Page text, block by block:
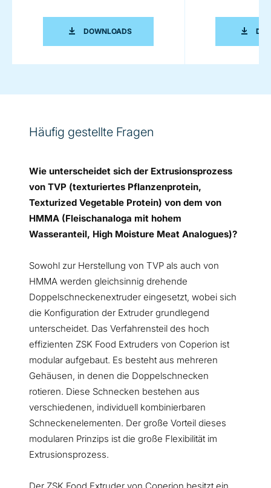
DOWNLOADSWHITEPAPER: PLANT-BASED MEAT
Häufig gestellte Fragen
Wie unterscheidet sich der Extrusionsprozess
von TVP (texturiertes Pflanzenprotein,
Texturized Vegetable Protein) von dem von
HMMA (Fleischanaloga mit hohem
Wasseranteil, High Moisture Meat Analogues)?
Sowohl zur Herstellung von TVP als auch von
HMMA werden gleichsinnig drehende
Doppelschneckenextruder eingesetzt, wobei sich
die Konfiguration der Extruder grundlegend
unterscheidet. Das Verfahrensteil des hoch
effizienten ZSK Food Extruders von Coperion ist
modular aufgebaut. Es besteht aus mehreren
Gehäusen, in denen die Doppelschnecken
rotieren. Diese Schnecken bestehen aus
verschiedenen, individuell kombinierbaren
Schneckenelementen. Der große Vorteil dieses
modularen Prinzips ist die große Flexibilität im
Extrusionsprozess.